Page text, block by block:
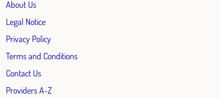
About Us
Legal Notice
Privacy Policy
Terms and Conditions
Contact Us
Providers A-Z